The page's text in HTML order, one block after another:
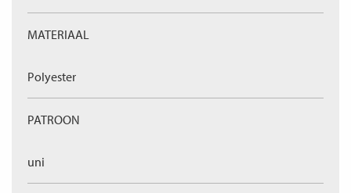
MATERIAAL
Polyester
PATROON
uni